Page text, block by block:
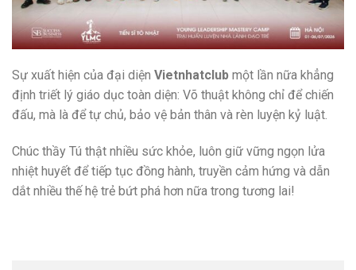
Sự xuất hiện của đại diện Vietnhatclub một lần nữa khẳng
định triết lý giáo dục toàn diện: Võ thuật không chỉ để chiến
đấu, mà là để tự chủ, bảo vệ bản thân và rèn luyện kỷ luật.
Chúc thầy Tú thật nhiều sức khỏe, luôn giữ vững ngọn lửa
nhiệt huyết để tiếp tục đồng hành, truyền cảm hứng và dẫn
dắt nhiều thế hệ trẻ bứt phá hơn nữa trong tương lai!